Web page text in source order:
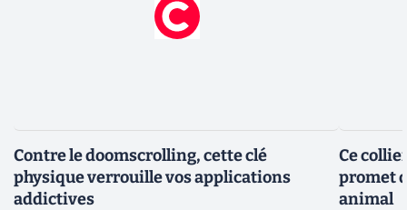
Contre le doomscrolling, cette clé
physique verrouille vos applications
addictives
Ce
promet
animal